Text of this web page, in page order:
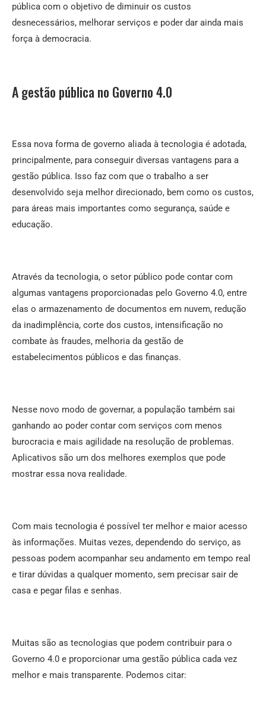
pública com o objetivo de diminuir os custos
desnecessários, melhorar serviços e poder dar ainda mais
força à democracia.
A gestão pública no Governo 4.0
Essa nova forma de governo aliada à tecnologia é adotada,
principalmente, para conseguir diversas vantagens para a
gestão pública. Isso faz com que o trabalho a ser
desenvolvido seja melhor direcionado, bem como os custos,
para áreas mais importantes como segurança, saúde e
educação.
Através da tecnologia, o setor público pode contar com
algumas vantagens proporcionadas pelo Governo 4.0, entre
elas o armazenamento de documentos em nuvem, redução
da inadimplência, corte dos custos, intensificação no
combate às fraudes, melhoria da gestão de
estabelecimentos públicos e das finanças.
Nesse novo modo de governar, a população também sai
ganhando ao poder contar com serviços com menos
burocracia e mais agilidade na resolução de problemas.
Aplicativos são um dos melhores exemplos que pode
mostrar essa nova realidade.
Com mais tecnologia é possível ter melhor e maior acesso
às informações. Muitas vezes, dependendo do serviço, as
pessoas podem acompanhar seu andamento em tempo real
e tirar dúvidas a qualquer momento, sem precisar sair de
casa e pegar filas e senhas.
Muitas são as tecnologias que podem contribuir para o
Governo 4.0 e proporcionar uma gestão pública cada vez
melhor e mais transparente. Podemos citar: